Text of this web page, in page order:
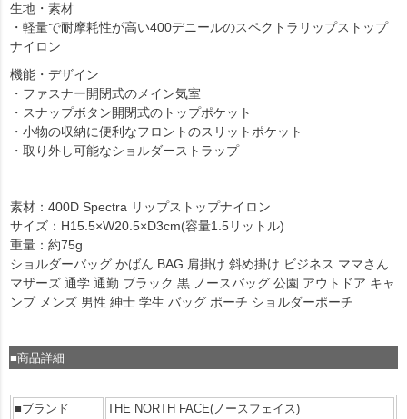
生地・素材
・軽量で耐摩耗性が高い400デニールのスペクトラリップストップ
ナイロン
機能・デザイン
・ファスナー開閉式のメイン気室
・スナップボタン開閉式のトップポケット
・小物の収納に便利なフロントのスリットポケット
・取り外し可能なショルダーストラップ
素材：400D Spectra リップストップナイロン
サイズ：H15.5×W20.5×D3cm(容量1.5リットル)
重量：約75g
ショルダーバッグ かばん BAG 肩掛け 斜め掛け ビジネス ママさん
マザーズ 通学 通勤 ブラック 黒 ノースバッグ 公園 アウトドア キャ
ンプ メンズ 男性 紳士 学生 バッグ ポーチ ショルダーポーチ
■商品詳細
■ブランド THE NORTH FACE(ノースフェイス)